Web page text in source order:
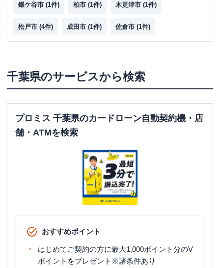
鎌ケ谷市 (1件) 柏市 (1件) 木更津市 (1件)
松戸市 (4件) 成田市 (1件) 佐倉市 (1件)
千葉県のサービスから検索
プロミス 千葉県のカードローン自動契約機・店
舗・ATMを検索
おすすめポイント
はじめてご契約の方に最大1,000ポイント分のV
ポイントをプレゼント※諸条件あり